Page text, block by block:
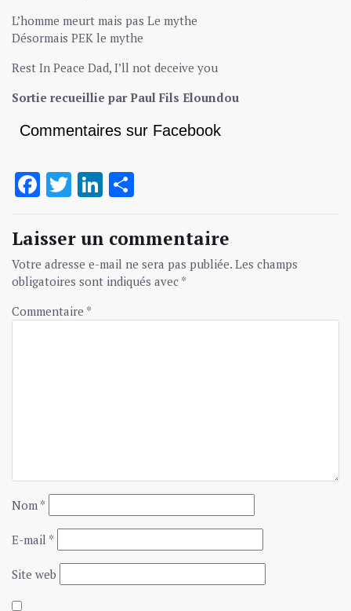
L’homme meurt mais pas Le mythe
Désormais PEK le mythe
Rest In Peace Dad, I’ll not deceive you
Sortie recueillie par Paul Fils Eloundou
Commentaires sur Facebook
Facebook
TwitterLinkedIn
Laisser un commentaire
Votre adresse e-mail ne sera pas publiée. Les champs
obligatoires sont indiqués avec *
Commentaire *
Nom *
E-mail *
Site web